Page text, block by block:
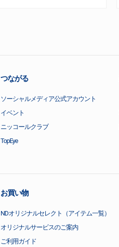
つながる
ソーシャルメディア公式アカウント
イベント
ニッコールクラブ
TopEye
お買い物
NDオリジナルセレクト（アイテム一覧）
オリジナルサービスのご案内
ご利用ガイド